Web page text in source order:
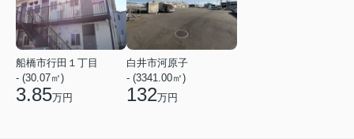
船橋市行田１丁目
- (30.07㎡)
3.85万円
白井市河原子
- (3341.00㎡)
132万円